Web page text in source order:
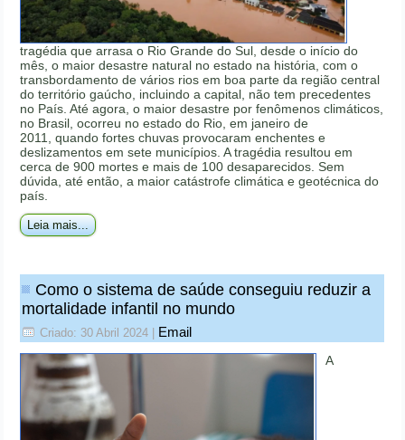
tragédia que arrasa o Rio Grande do Sul, desde o início do
mês, o maior desastre natural no estado na história, com o
transbordamento de vários rios em boa parte da região central
do território gaúcho, incluindo a capital, não tem precedentes
no País. Até agora, o maior desastre por fenômenos climáticos,
no Brasil, ocorreu no estado do Rio, em janeiro de
2011, quando fortes chuvas provocaram enchentes e
deslizamentos em sete municípios. A tragédia resultou em
cerca de 900 mortes e mais de 100 desaparecidos. Sem
dúvida, até então, a maior catástrofe climática e geotécnica do
país.
Leia mais...
Como o sistema de saúde conseguiu reduzir a
mortalidade infantil no mundo
Criado: 30 Abril 2024 Email
A